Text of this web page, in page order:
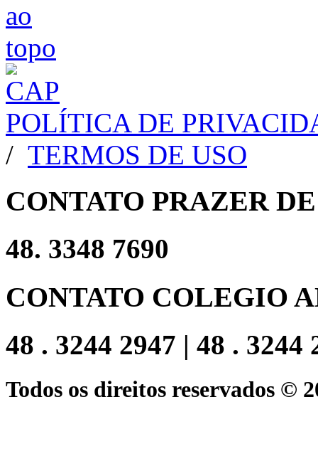
POLÍTICA DE
/ TERMOS DE USO
CONTATO PRAZER
48. 3348 7690
CONTATO COLEGIO
48 . 3244 2947 | 48 . 3244
Todos os direitos reservados ©